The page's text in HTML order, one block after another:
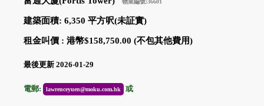
建築面積: 6,350 平方呎(未証實)
租金叫價 : 港幣$158,750.00 (不包其他費用)
最後更新 2026-01-29
電郵: lawrenceyuen@moku.com.hk 或